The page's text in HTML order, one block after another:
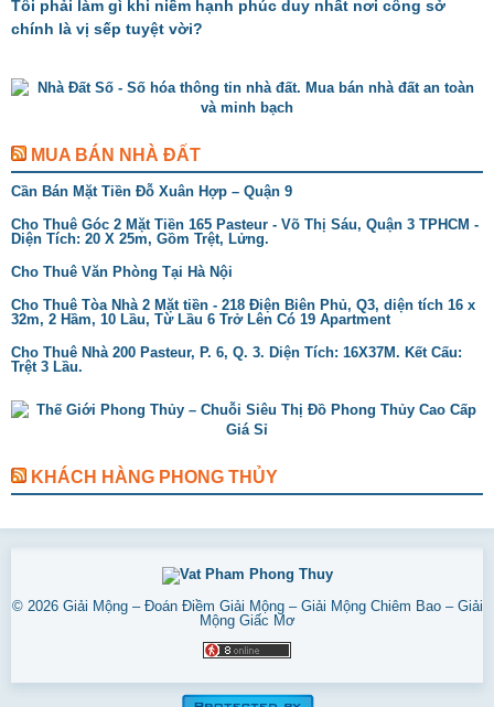
Tôi phải làm gì khi niềm hạnh phúc duy nhất nơi công sở
chính là vị sếp tuyệt vời?
MUA BÁN NHÀ ĐẤT
Cần Bán Mặt Tiền Đỗ Xuân Hợp – Quận 9
Cho Thuê Góc 2 Mặt Tiền 165 Pasteur - Võ Thị Sáu, Quận 3 TPHCM -
Diện Tích: 20 X 25m, Gồm Trệt, Lửng.
Cho Thuê Văn Phòng Tại Hà Nội
Cho Thuê Tòa Nhà 2 Mặt tiền - 218 Điện Biên Phủ, Q3, diện tích 16 x
32m, 2 Hầm, 10 Lầu, Từ Lầu 6 Trở Lên Có 19 Apartment
Cho Thuê Nhà 200 Pasteur, P. 6, Q. 3. Diện Tích: 16X37M. Kết Cấu:
Trệt 3 Lầu.
KHÁCH HÀNG PHONG THỦY
© 2026 Giải Mộng – Đoán Điềm Giải Mộng – Giải Mộng Chiêm Bao – Giải
Mộng Giấc Mơ